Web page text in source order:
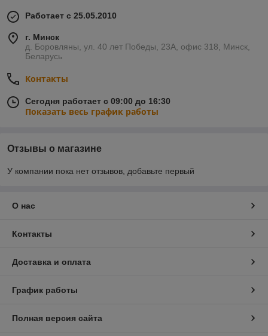
Работает с 25.05.2010
г. Минск
д. Боровляны, ул. 40 лет Победы, 23А, офис 318, Минск,
Беларусь
Контакты
Сегодня работает с 09:00 до 16:30
Показать весь график работы
Отзывы о магазине
У компании пока нет отзывов, добавьте первый
О нас
Контакты
Доставка и оплата
График работы
Полная версия сайта